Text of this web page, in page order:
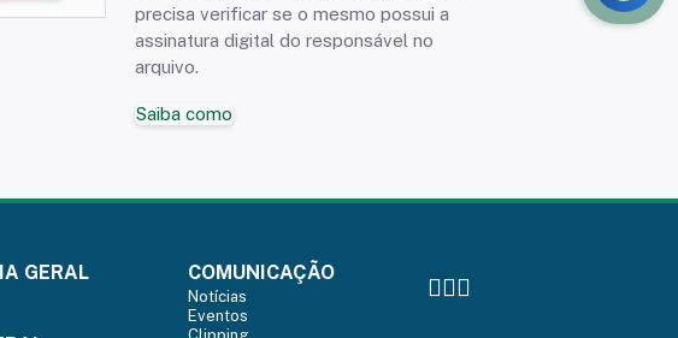
precisa verificar se o mesmo possui a
assinatura digital do responsável no
arquivo.
Saiba como
GERAL COMUNICAÇÃO
Notícias
Eventos